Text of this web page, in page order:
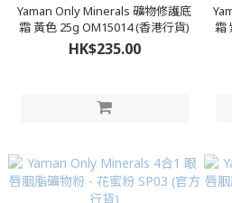
Yaman Only Minerals 礦物修護底
霜 黃色 25g OM15014 (香港行貨)
HK$235.00